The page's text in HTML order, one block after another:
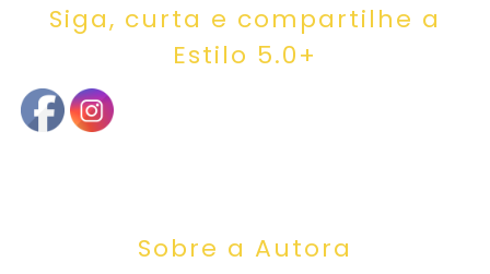
Siga, curta e compartilhe a
Estilo 5.0+
Sobre a Autora